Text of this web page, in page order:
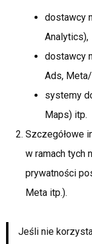
dostawcy
Analytics),
dostawcy
Ads,
systemy
Maps) itp.
Szczegółowe
w ramach tych
prywatności
Meta itp.).
Jeśli nie